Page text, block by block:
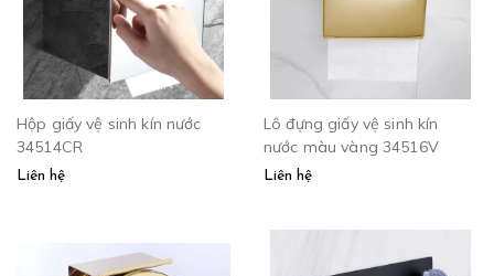
Hộp giấy vệ sinh kín nước
34514CR
Liên hệ
Lô đựng giấy vệ sinh kín
nước màu vàng 34516V
Liên hệ